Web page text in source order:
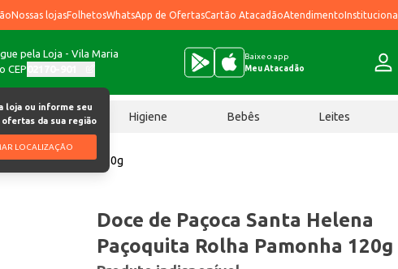
Nossas lojasFolhetosWhatsApp de OfertasCartão AtacadãoAtendimentoInstitucional
pela Loja - Vila Maria
CEP
loja ou informe seu
ofertas da sua região
LOCALIZAÇÃO
Baixe o app
Meu Atacadão
Chocolates Higiene Bebês Leites
Rolha Pamonha 120g
Doce de Paçoca Santa Helena
Paçoquita Rolha Pamonha 120g